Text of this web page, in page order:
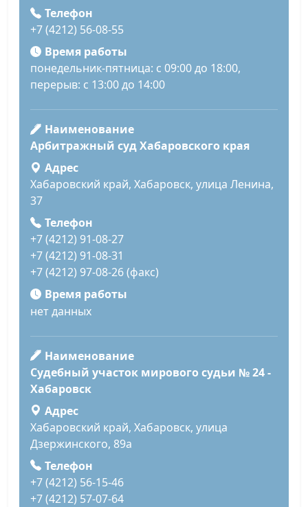
Телефон
+7 (4212) 56-08-55
Время работы
понедельник-пятница: с 09:00 до 18:00,
перерыв: с 13:00 до 14:00
Наименование
Арбитражный суд Хабаровского края
Адрес
Хабаровский край, Хабаровск, улица Ленина,
37
Телефон
+7 (4212) 91-08-27
+7 (4212) 91-08-31
+7 (4212) 97-08-26 (факс)
Время работы
нет данных
Наименование
Судебный участок мирового судьи № 24 -
Хабаровск
Адрес
Хабаровский край, Хабаровск, улица
Дзержинского, 89а
Телефон
+7 (4212) 56-15-46
+7 (4212) 57-07-64